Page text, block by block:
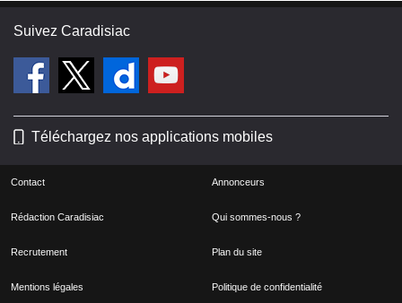
Suivez Caradisiac
Téléchargez nos applications mobiles
Contact Annonceurs
Rédaction Caradisiac Qui sommes-nous ?
Recrutement Plan du site
Mentions légales Politique de confidentialité